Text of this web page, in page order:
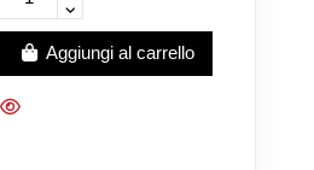
Aggiungi al carrello